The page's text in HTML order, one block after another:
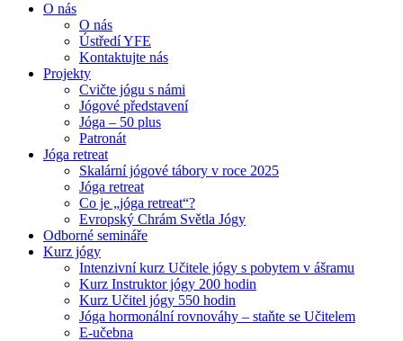
O nás
O nás
Ústředí YFE
Kontaktujte nás
Projekty
Cvičte jógu s námi
Jógové představení
Jóga – 50 plus
Patronát
Jóga retreat
Skalární jógové tábory v roce 2025
Jóga retreat
Co je „jóga retreat“?
Evropský Chrám Světla Jógy
Odborné semináře
Kurz jógy
Intenzivní kurz Učitele jógy s pobytem v ášramu
Kurz Instruktor jógy 200 hodin
Kurz Učitel jógy 550 hodin
Jóga hormonální rovnováhy – staňte se Učitelem
E-učebna